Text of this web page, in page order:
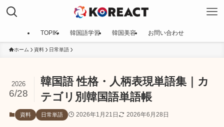
TOPIK 韓国語学習 韓国美容 お問い合わせ
ホーム 資料 日常単語
韓国語 性格・人柄表現単語集｜カ
テゴリ別韓国語単語帳
2026
6/28
資料 日常単語 2026年1月21日 2026年6月28日